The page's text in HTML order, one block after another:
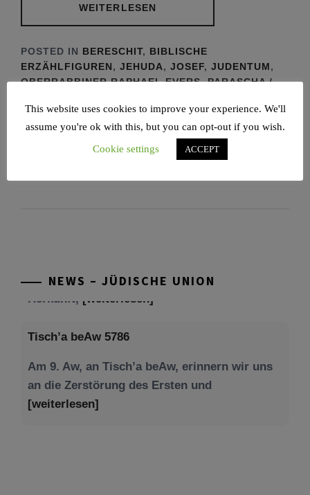
WEITERLESEN
POSTED IN BERESCHIT, BIBLISCHE
ERZÄHLFIGUREN, JEHUDA, JOSEF, JUDENTUM,
OBERRABBINER RAPHAEL EVERS,PARASCHA /
WAJESCHEW
TAGGED IN
HAMBURGER
JÜDISCHE MEDIATHEK, HELDENVEREHRUNG,
OBERRABBINER EVERS,
NEWS – JÜDISCHE UNION
an die Zerstörung des Ersten und
[weiterlesen]
This website uses cookies to improve your experience. We'll
assume you're ok with this, but you can opt-out if you wish.
Cookie settings
ACCEPT